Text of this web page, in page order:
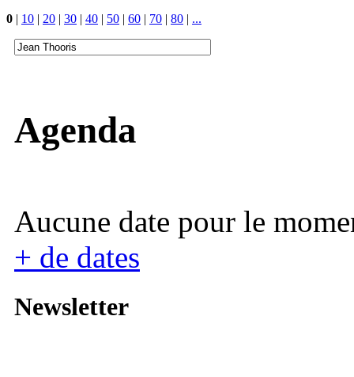
0 | 10 | 20 | 30 | 40 | 50 | 60 | 70 | 80 | ...
Agenda
Aucune date pour le
+ de dates
Newsletter